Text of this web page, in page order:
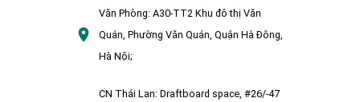
Văn Phòng:A30-TT2 Khu đô thị Văn
Quán, Phường Văn Quán, Quận Hà Đông,
Hà Nội;
CN Thái Lan: Draftboard space, #26/-47